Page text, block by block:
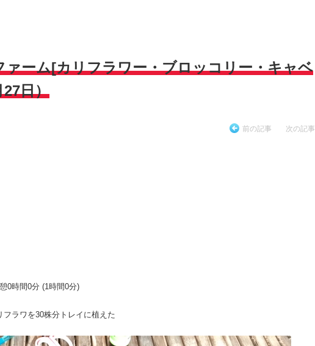
ァーム[カリフラワー・ブロッコリー・キャベ
27日）
前の記事 次の記事
0時間0分 (1時間0分)
ラワを30株分トレイに植えた